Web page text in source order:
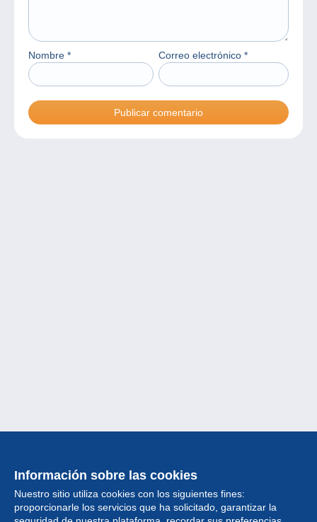
Nombre * Correo electrónico *
Información sobre las cookies
Nuestro sitio utiliza cookies con los siguientes fines:
proporcionarle los servicios que ha solicitado, garantizar la